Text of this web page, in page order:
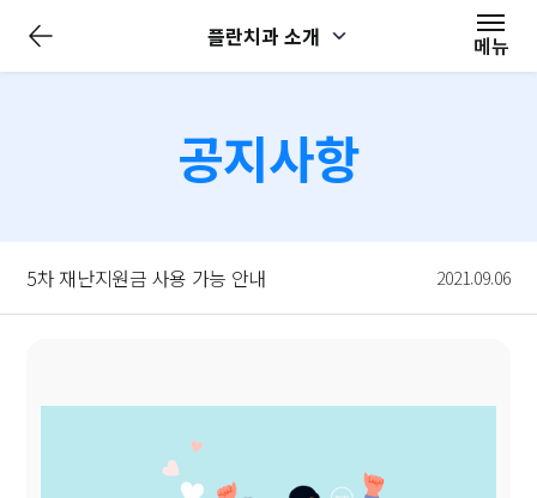
플란치과 소개 메뉴
뉴
공지사항
5차 재난지원금 사용 가능 안내 2021.09.06